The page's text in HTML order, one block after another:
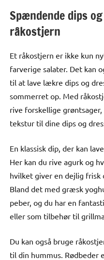
Spændende dips
råkostjern
Et råkostjern er ikke kun
farverige salater. Det kan
til at lave lækre dips og
sommerret op. Med
rive forskellige
tekstur til dine dips og
En klassisk dip, der kan
Her kan du rive agurk og
hvilket giver en dejlig frisk
Bland det med græsk
peber, og du har en
eller som tilbehør til
Du kan også bruge
til din hummus. Rødbeder